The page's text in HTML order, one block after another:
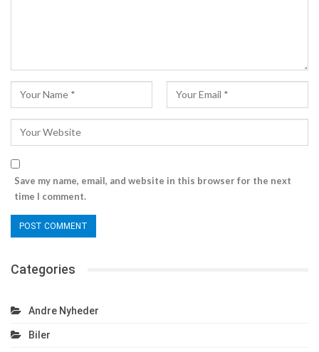
Save my name, email, and website in this browser for the next
time I comment.
Categories
Andre Nyheder
Biler